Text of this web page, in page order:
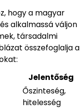
hogy a magyar
alkalmassá váljon
társadalmi
összefoglalja a
Jelentőség
Őszinteség,
hitelesség